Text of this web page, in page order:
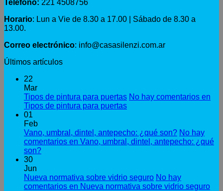
Teléfono: 221 4508756
Horario: Lun a Vie de 8.30 a 17.00 | Sábado de 8.30 a
13.00.
Correo electrónico: info@casasilenzi.com.ar
Últimos artículos
22
Mar
Tipos de pintura para puertas No hay comentarios en
Tipos de pintura para puertas
01
Feb
Vano, umbral, dintel, antepecho: ¿qué son? No hay
comentarios en Vano, umbral, dintel, antepecho: ¿qué
son?
30
Jun
Nueva normativa sobre vidrio seguro No hay
comentarios en Nueva normativa sobre vidrio seguro